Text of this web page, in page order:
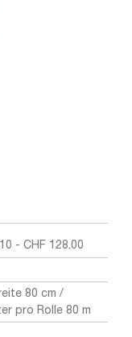
- CHF 128.00
80 cm /
pro Rolle 80 m